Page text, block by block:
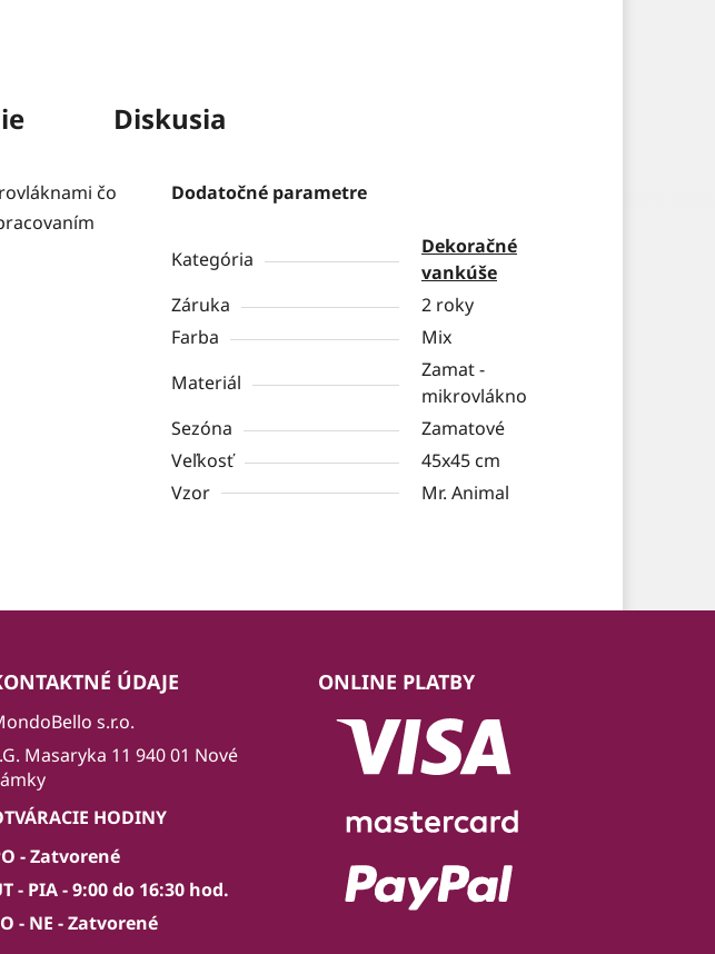
Diskusia
čo
Dodatočné parametre
Kategória
Dekoračné
vankúše
Záruka
2 roky
Farba
Mix
Materiál
Zamat -
mikrovlákno
Sezóna
Zamatové
Veľkosť
45x45 cm
Vzor
Mr. Animal
ÚDAJE
s.r.o.
Masaryka 11 940 01 Nové
HODINY
- Zatvorené
- PIA - 9:00 do 16:30 hod.
- NE - Zatvorené
ONLINE PLATBY